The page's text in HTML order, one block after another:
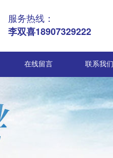
服务热线：
李双喜18907329222
在线留言 联系我们